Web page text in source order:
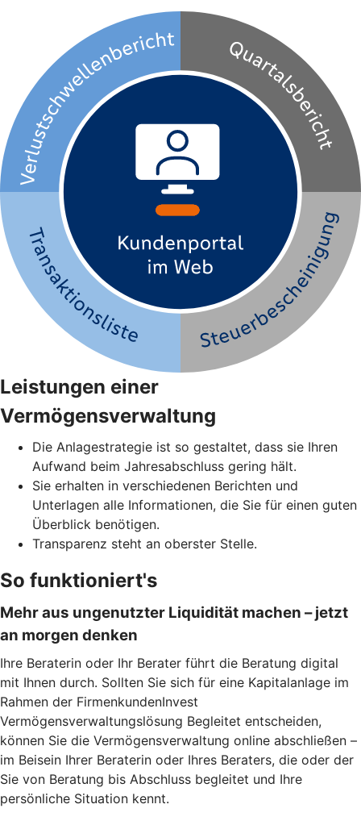
Leistungen einer
Vermögensverwaltung
Die Anlagestrategie ist so gestaltet, dass sie Ihren
Aufwand beim Jahresabschluss gering hält.
Sie erhalten in verschiedenen Berichten und
Unterlagen alle Informationen, die Sie für einen guten
Überblick benötigen.
Transparenz steht an oberster Stelle.
So funktioniert's
Mehr aus ungenutzter Liquidität machen – jetzt
an morgen denken
Ihre Beraterin oder Ihr Berater führt die Beratung digital
mit Ihnen durch. Sollten Sie sich für eine Kapitalanlage im
Rahmen der FirmenkundenInvest
Vermögensverwaltungslösung Begleitet entscheiden,
können Sie die Vermögensverwaltung online abschließen –
im Beisein Ihrer Beraterin oder Ihres Beraters, die oder der
Sie von Beratung bis Abschluss begleitet und Ihre
persönliche Situation kennt.